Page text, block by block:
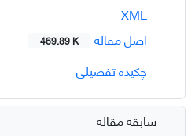
اصل مقاله
469.89 K
چکیده تفصیلی
سابقه مقاله